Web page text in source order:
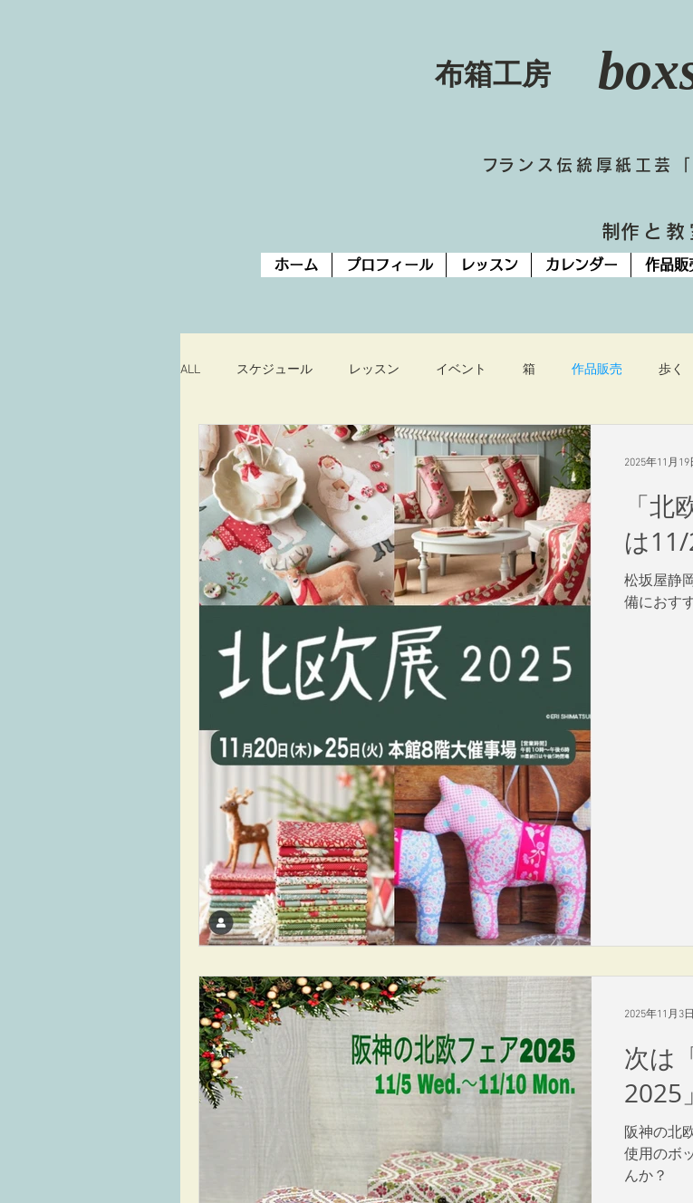
​布箱工房
フランス伝統厚紙工芸
制作と教
ホーム プロフィール レッスン カレンダー 作品販
ALL スケジュール レッスン イベント 箱 作品販売 歩く
「
は
松坂屋静
備におす
2025年11月19
次は
2025
阪神の北
使用のボ
んか？
2025年11月3日